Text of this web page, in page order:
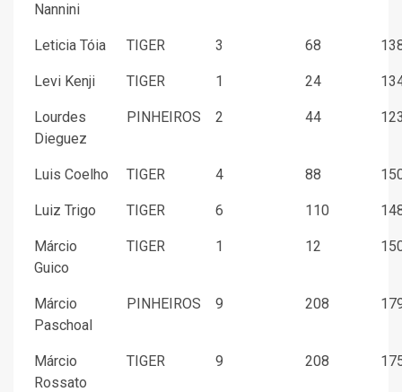
Nannini
Leticia Tóia TIGER 3 68
Levi Kenji TIGER 1 24
Lourdes
Dieguez
PINHEIROS 2 44
Luis Coelho TIGER 4 88
Luiz Trigo TIGER 6 110
Márcio
Guico
TIGER 1 12
Márcio
Paschoal
PINHEIROS 9 208
Márcio
Rossato
TIGER 9 208